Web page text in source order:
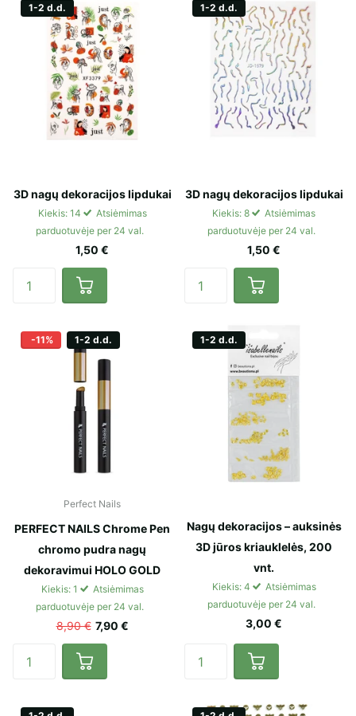
1-2 d.d.
3D nagų dekoracijos lipdukai
Kiekis: 14
Atsiėmimas
parduotuvėje per 24 val.
1,50 €
1-2 d.d.
3D nagų dekoracijos lipdukai
Kiekis: 8
Atsiėmimas
parduotuvėje per 24 val.
1,50 €
-11% 1-2 d.d.
Perfect Nails
PERFECT NAILS Chrome Pen
chromo pudra nagų
dekoravimui HOLO GOLD
Kiekis: 1
Atsiėmimas
parduotuvėje per 24 val.
8,90 € 7,90 €
1-2 d.d.
Nagų dekoracijos – auksinės
3D jūros kriauklelės, 200
vnt.
Kiekis: 4
Atsiėmimas
parduotuvėje per 24 val.
3,00 €